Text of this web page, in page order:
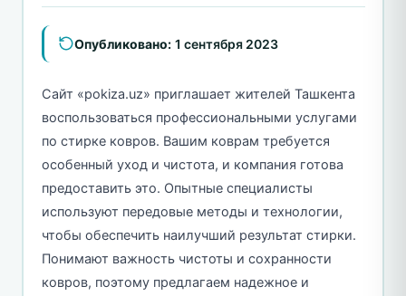
Опубликовано: 1 сентября 2023
Сайт «pokiza.uz» приглашает жителей Ташкента
воспользоваться профессиональными услугами
по стирке ковров. Вашим коврам требуется
особенный уход и чистота, и компания готова
предоставить это. Опытные специалисты
используют передовые методы и технологии,
чтобы обеспечить наилучший результат стирки.
Понимают важность чистоты и сохранности
ковров, поэтому предлагаем надежное и